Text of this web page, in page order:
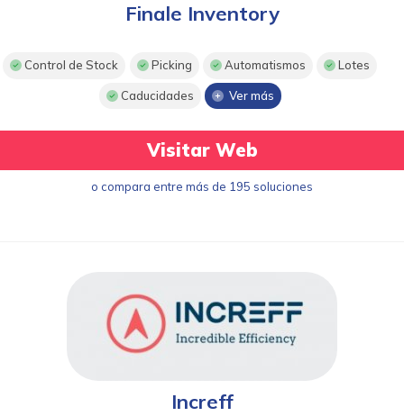
Finale Inventory
Control de Stock Picking Automatismos Lotes
Caducidades Ver más
Visitar Web
o compara entre más de 195 soluciones
Increff